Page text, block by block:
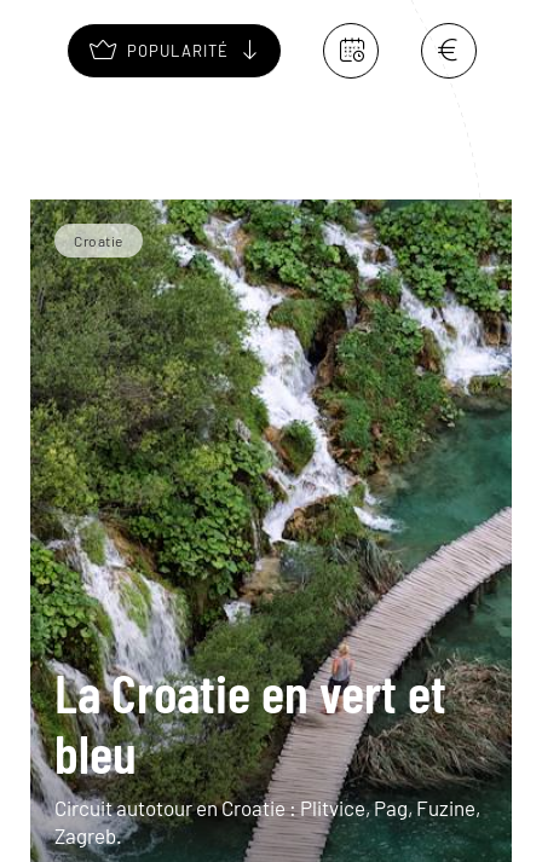
POPULARITÉ
Croatie
La Croatie en vert et
bleu
Circuit autotour en Croatie : Plitvice, Pag, Fuzine,
Zagreb.